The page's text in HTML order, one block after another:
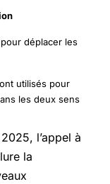
déplacer les
utilisés pour
les deux sens
l’appel à
la